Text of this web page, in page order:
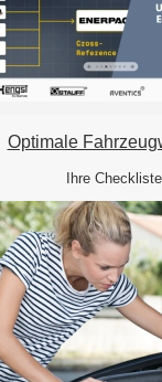
Optimale
Ihre Checkliste